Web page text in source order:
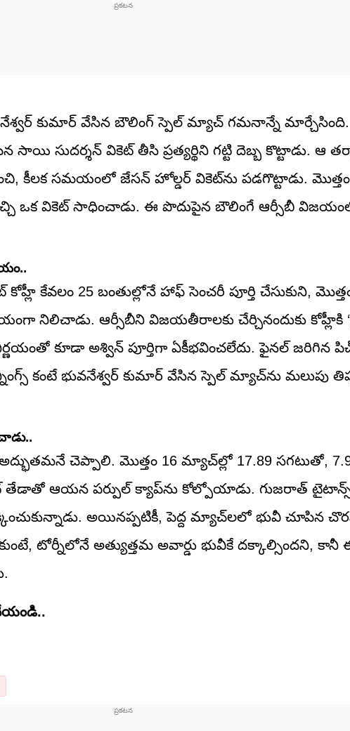
కుమార్ వేసిన బౌలింగ్ స్పెల్ మ్యాచ్‌ గమనాన్నే మార్చేసింది.
సుదర్శన్ వికెట్ తీసి ప్రత్యర్థిని గట్టి దెబ్బ కొట్టాడు. ఆ
కీలక సమయంలో జేసన్ హోల్డర్ వికెట్‌ను పడగొట్టాడు.
ఒక వికెట్ సాధించాడు. ఈ పొదుపైన బౌలింగే ఆర్సీబీ
కోహ్లీ కేవలం 25 బంతుల్లోనే హాఫ్ సెంచరీ పూర్తి చేసుకుని,
నిలిచాడు. ఆర్సీబీని విజయతీరాలకు చేర్చినందుకు కోహ్లీకి
కూడా అశ్విన్ పూర్తిగా ఏకీభవించలేదు. ఫైనల్ జరిగిన
కంటే భువనేశ్వర్ కుమార్ వేసిన స్పెల్ మ్యాచ్‌ను మలుపు
చెప్పాలి. మొత్తం 16 మ్యాచ్‌ల్లో 17.89 సగటుతో,
తేడాతో ఆయన పర్పుల్ క్యాప్‌ను కోల్పోయాడు. గుజరాత్
అయినప్పటికీ, పెద్ద మ్యాచ్‌లలో భువీ చూపిన
టోర్నీలోనే అత్యుత్తమ అవార్డు భువీకే దక్కాల్సిందని, కానీ